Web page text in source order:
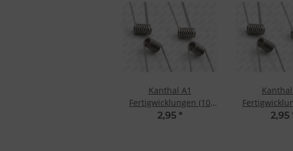
Kanthal A1
Fertigwicklungen (10
St.) 0.7 Ohm
2,95 *
Kanthal
St.) 0.5
2,95